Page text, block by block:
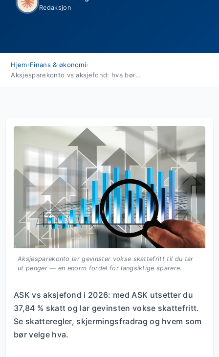
Redaksjon
Hjem›Finans & økonomi›
Aksjesparekonto vs aksjefond: hva bør du velge? (2026)
Aksjesparekonto lar gevinster vokse skattefritt til du tar
ut penger — en enorm fordel for langsiktige sparere.
ASK vs aksjefond i 2026: med ASK utsetter du
37,84 % skatt og lar gevinsten vokse skattefritt.
Se skatteregler, skjermingsfradrag og hvem som
bør velge hva.